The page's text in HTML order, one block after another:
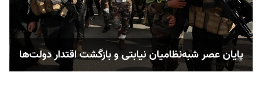
پایان عصر شبه‌نظامیان نیابتی و بازگشت اقتدار دولت‌ها